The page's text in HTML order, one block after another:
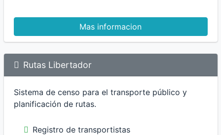
Mas informacion
Rutas Libertador
Sistema de censo para el transporte público y
planificación de rutas.
Registro de transportistas